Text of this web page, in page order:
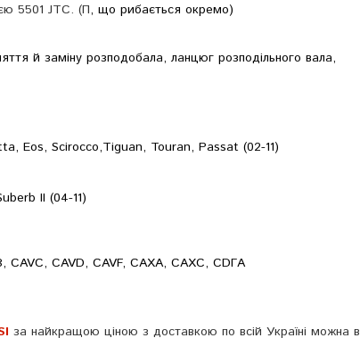
5501 JTC. (П, що рибається окремо)
й заміну розподобала, ланцюг розподільного вала,
Eos, Scirocco,Tiguan, Touran, Passat (02-11)
II (04-11)
CAVC, CAVD, CAVF, CAXA, CAXC, CDГA
за найкращою ціною з доставкою по всій Україні можна в